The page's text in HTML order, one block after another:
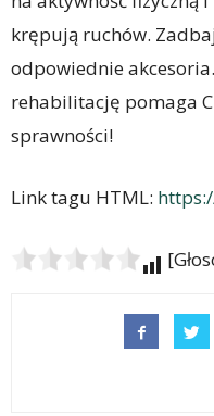
krępują ruchów.
odpowiednie
rehabilitację pomaga
sprawności!
Link tagu HTML: